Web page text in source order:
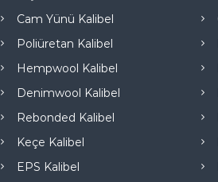
Cam Yünü Kalibel
Poliüretan Kalibel
Hempwool Kalibel
Denimwool Kalibel
Rebonded Kalibel
Keçe Kalibel
EPS Kalibel